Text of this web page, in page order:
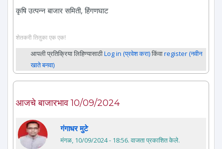
कृषि उत्पन्न बाजार समिती, हिंगणघाट
शेतकरी तितुका एक एक!
आपली प्रतिक्रिया लिहिण्यासाठीLog in (प्रवेश करा)किंवाregister (नवीन
खाते बनवा)
आजचे बाजारभाव 10/09/2024
गंगाधर मुटे
मंगळ, 10/09/2024 - 18:56. वाजता प्रकाशित केले.